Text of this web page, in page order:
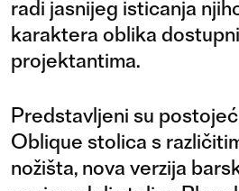
radi jasnijeg isticanja
karaktera oblika
projektantima.
Predstavljeni su
Oblique stolica s
nožišta, nova verzija